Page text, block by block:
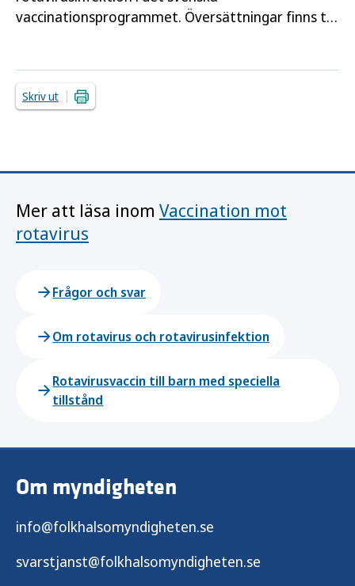
vaccinationsprogrammet. Översättningar finns till
Skriv ut
Mer att läsa inom Vaccination mot
rotavirus
Frågor och svar
Om rotavirus och rotavirusinfektion
Rotavirusvaccin till barn med speciella
tillstånd
Om myndigheten
info@folkhalsomyndigheten.se
svarstjanst@folkhalsomyndigheten.se